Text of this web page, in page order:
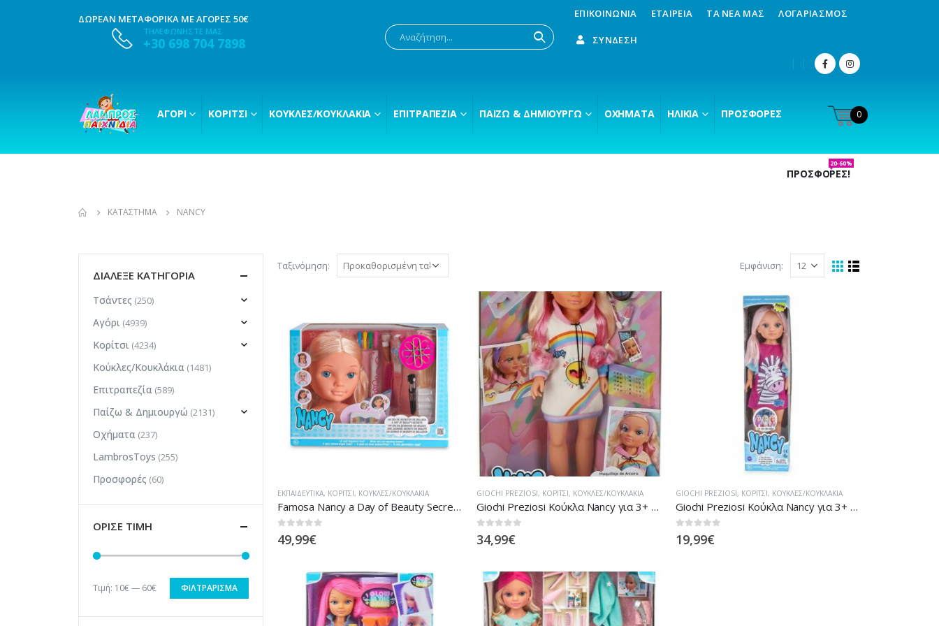
ΔΩΡΕΑΝ ΜΕΤΑΦΟΡΙΚΑ ΜΕ ΑΓΟΡΕΣ 50€
ΤΗΛΕΦΩΝΗΣΤΕ ΜΑΣ
+30 698 704 7898
ΕΠΙΚΟΙΝΩΝΊΑ ΕΤΑΙΡΕΊΑ ΤΑ ΝΈΑ ΜΑΣ ΛΟΓΑΡΙΑΣΜΌΣ
ΣΎΝΔΕΣΗ
ΑΓΌΡΙ ΚΟΡΊΤΣΙ ΚΟΎΚΛΕΣ/ΚΟΥΚΛΆΚΙΑ ΕΠΙΤΡΑΠΈΖΙΑ ΠΑΊΖΩ & ΔΗΜΙΟΥΡΓΏ ΟΧΉΜΑΤΑ ΗΛΙΚΊΑ ΠΡΟΣΦΟΡΈΣ 0
ΠΡΟΣΦΟΡΕΣ!
20-60%
ΚΑΤΆΣΤΗΜΑ NANCY
Ταξινόμηση: Εμφάνιση:
ΕΚΠΑΙΔΕΥΤΙΚΆ, ΚΟΡΊΤΣΙ, ΚΟΎΚΛΕΣ/ΚΟΥΚΛΆΚΙΑ
Famosa Nancy a Day of Beauty Secrets Κεφάλι Ομορφιάς
0out of 5
49,99€
GIOCHI PREZIOSI, ΚΟΡΊΤΣΙ, ΚΟΎΚΛΕΣ/ΚΟΥΚΛΆΚΙΑ
Giochi Preziosi Κούκλα Nancy για 3+ Ετών
0out of 5
34,99€
GIOCHI PREZIOSI, ΚΟΡΊΤΣΙ, ΚΟΎΚΛΕΣ/ΚΟΥΚΛΆΚΙΑ
Giochi Preziosi Κούκλα Nancy για 3+ Ετών (Διάφορα Σχέδια) 1τμχ
0out of 5
19,99€
ΔΙΑΛΕΞΕ ΚΑΤΗΓΟΡΙΑ
Τσάντες (250)
Αγόρι (4939)
Κορίτσι (4234)
Κούκλες/Κουκλάκια (1481)
Επιτραπεζία (589)
Παίζω & Δημιουργώ (2131)
Οχήματα (237)
LambrosToys (255)
Προσφορές (60)
ΟΡΙΣΕ ΤΙΜΗ
Ελάχιστη
Μέγιστη
ΦΙΛΤΡΆΡΙΣΜΑ
Τιμή: 10€— 60€